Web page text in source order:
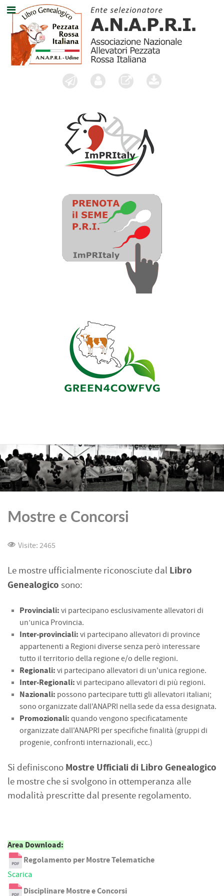
Mostre e Concorsi
Visite: 2465
Le mostre ufficialmente riconosciute dal Libro
Genealogico sono:
Provinciali: vi partecipano esclusivamente allevatori di
un’unica Provincia.
Inter-provinciali: vi partecipano allevatori di province
appartenenti a Regioni diverse senza però interessare
tutto il territorio della regione e/o delle regioni.
Regionali: vi partecipano allevatori di un'unica regione.
Inter-Regionali: vi partecipano allevatori di più regioni.
Nazionali: possono partecipare tutti gli allevatori italiani;
sono organizzate dall'ANAPRI nella sede da essa designata.
Promozionali: quando vengono specificatamente
organizzate dall'ANAPRI perspecifiche finalità (gruppi di
progenie, confronti internazionali, ecc.)
Si definiscono Mostre Ufficiali di Libro Genealogico
le mostre che si svolgono in ottemperanza alle
modalità prescritte dal presente regolamento.
Area Download:
Regolamento per Mostre Telematiche
Scarica
Disciplinare Mostre e Concorsi